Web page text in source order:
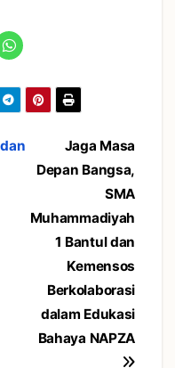
Jaga Masa
Depan Bangsa,
SMA
Muhammadiyah
1 Bantul dan
Kemensos
Berkolaborasi
dalam Edukasi
Bahaya NAPZA